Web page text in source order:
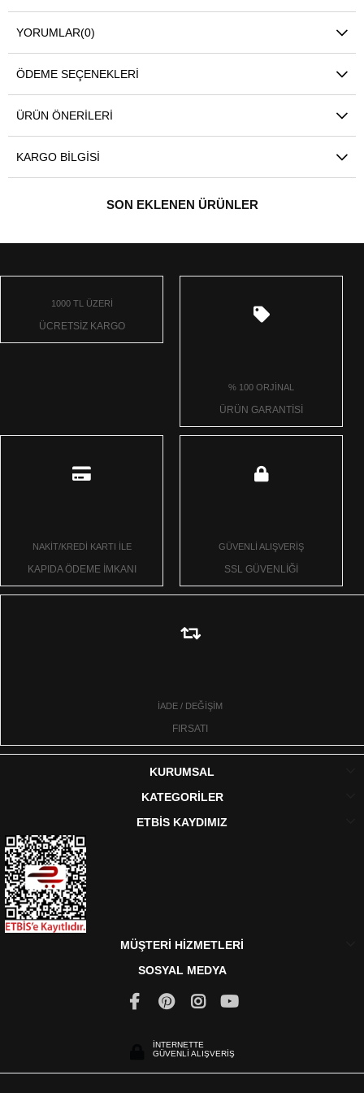
YORUMLAR(0)
ÖDEME SEÇENEKLERI
ÜRÜN ÖNERILERI
KARGO BILGISI
SON EKLENEN ÜRÜNLER
1000 TL ÜZERİ
ÜCRETSİZ KARGO
% 100 ORJİNAL
ÜRÜN GARANTİSİ
NAKİT/KREDİ KARTI İLE
KAPIDA ÖDEME İMKANI
GÜVENLİ ALIŞVERİŞ
SSL GÜVENLİĞİ
İADE / DEĞİŞİM
FIRSATI
KURUMSAL
KATEGORİLER
ETBİS KAYDIMIZ
MÜŞTERİ HİZMETLERİ
SOSYAL MEDYA
İNTERNETTE
GÜVENLİ ALIŞVERİŞ